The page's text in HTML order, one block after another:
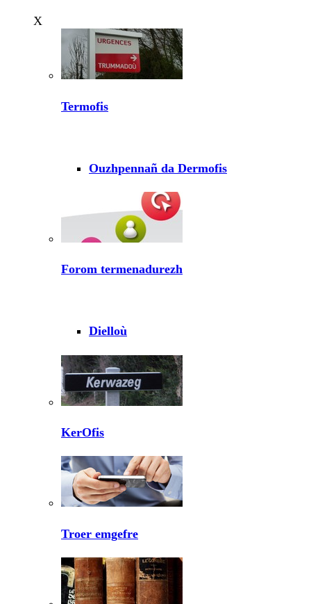
X
Termofis
Ouzhpennañ da Dermofis
Forom termenadurezh
Dielloù
KerOfis
Troer emgefre